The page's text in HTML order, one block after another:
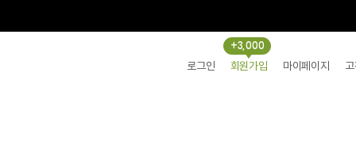
로그인 회원가입
+3,000
마이페이지